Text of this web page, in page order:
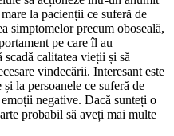
la pacienții ce suferă de
simptomelor precum oboseală,
pe care îl au
scadă calitatea vieții și să
vindecării. Interesant este
la persoanele ce suferă de
negative. Dacă sunteți o
probabil să aveți mai multe